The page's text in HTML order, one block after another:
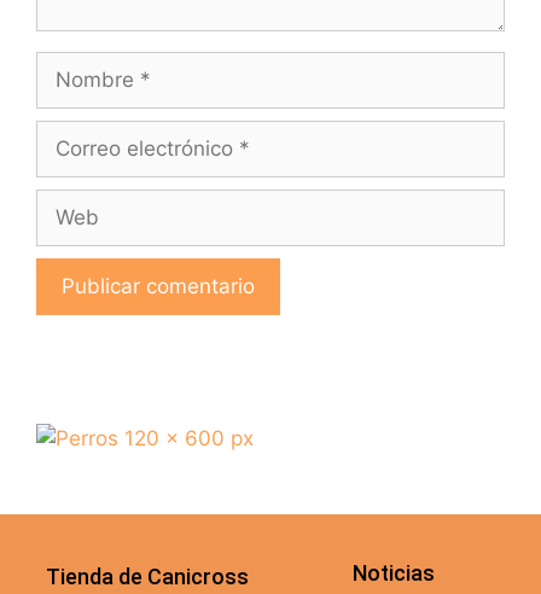
Tienda de Canicross Noticias